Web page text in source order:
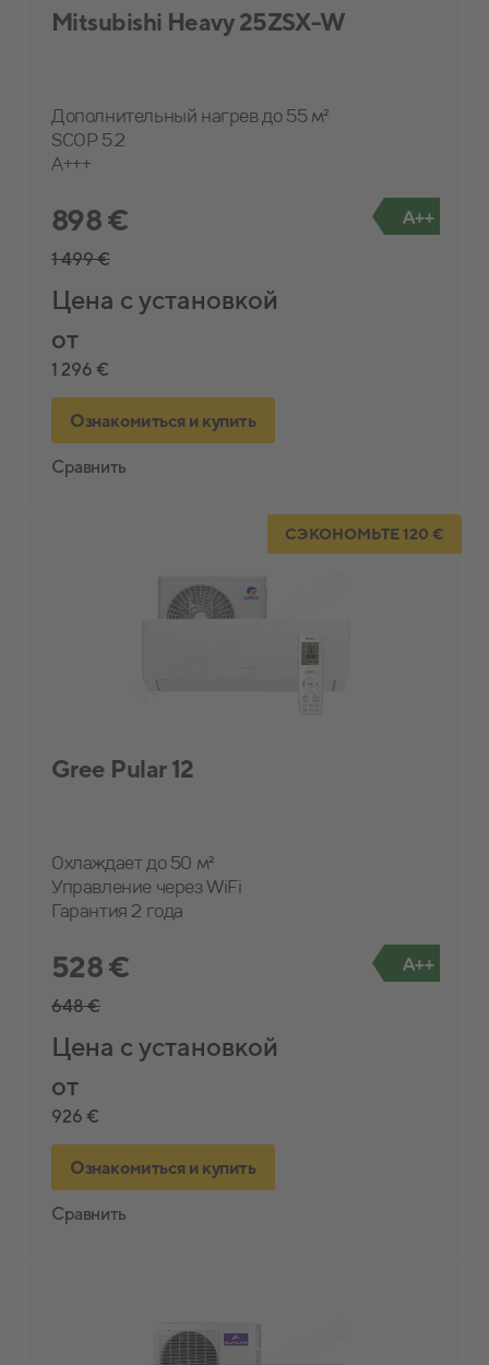
Mitsubishi Heavy 25ZSX-W
Дополнительный нагрев до 55 м²
SCOP 5.2
A+++
898 €
1 499 €
Цена с установкой
от
1 296 €
A++
Ознакомиться и купить
Сравнить
СЭКОНОМЬТЕ 120 €
Gree Pular 12
Охлаждает до 50 м²
Управление через WiFi
Гарантия 2 года
528 €
648 €
Цена с установкой
от
926 €
A++
Ознакомиться и купить
Сравнить